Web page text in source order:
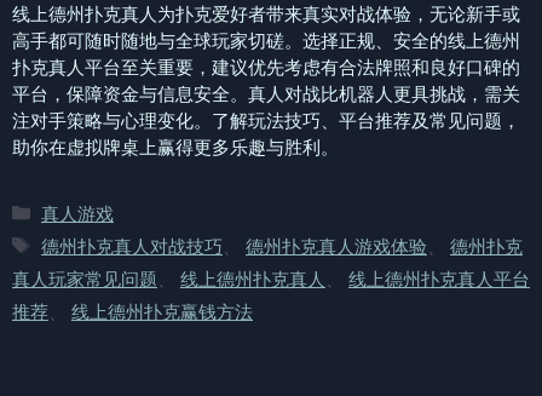
线上德州扑克真人为扑克爱好者带来真实对战体验，无论新手或
高手都可随时随地与全球玩家切磋。选择正规、安全的线上德州
扑克真人平台至关重要，建议优先考虑有合法牌照和良好口碑的
平台，保障资金与信息安全。真人对战比机器人更具挑战，需关
注对手策略与心理变化。了解玩法技巧、平台推荐及常见问题，
助你在虚拟牌桌上赢得更多乐趣与胜利。
分
类
真人游戏
标
签
德州扑克真人对战技巧 德州扑克真人游戏体验
德州扑克
真人玩家常见问题
线上德州扑克真人
线上德州扑克真人平台
推荐
线上德州扑克赢钱方法